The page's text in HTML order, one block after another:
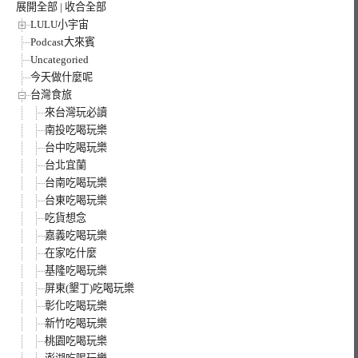
展開全部 | 收合全部
LULU小宇宙
Podcast大來賓
Uncategoried
今天做什麼呢
台灣食旅
來台灣玩必讀
南投吃喝玩樂
台中吃喝玩樂
台北宜蘭
台南吃喝玩樂
台東吃喝玩樂
吃貨想念
嘉義吃喝玩樂
在家吃什麼
基隆吃喝玩樂
屏東(墾丁)吃喝玩樂
彰化吃喝玩樂
新竹吃喝玩樂
桃園吃喝玩樂